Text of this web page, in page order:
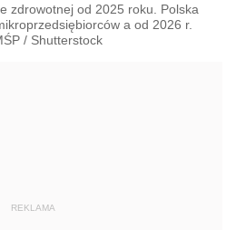
zdrowotnej od 2025 roku. Polska
a od 2026 r.
/ Shutterstock